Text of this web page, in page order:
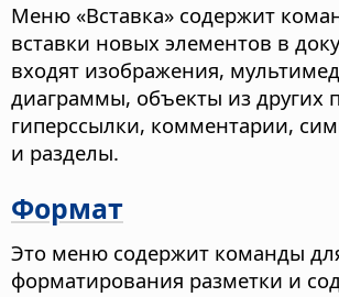
Меню «Вставка» содержит
вставки новых элементов в
входят изображения,
диаграммы, объекты из других
гиперссылки, комментарии,
и разделы.
Формат
Это меню содержит команды
форматирования разметки и